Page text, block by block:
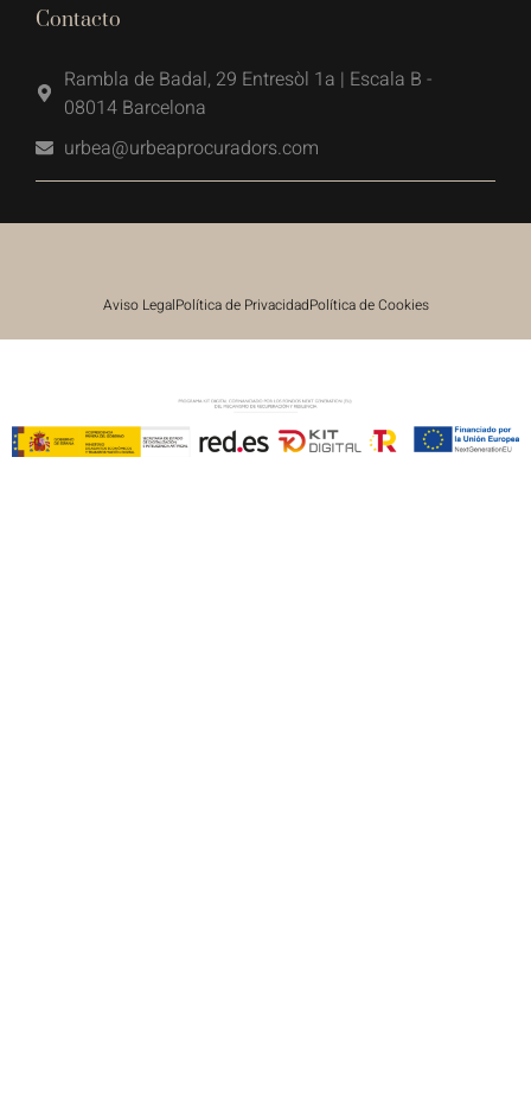
Contacto
Rambla de Badal, 29 Entresòl 1a | Escala B -
08014 Barcelona
urbea@urbeaprocuradors.com
Aviso LegalPolítica de PrivacidadPolítica de Cookies